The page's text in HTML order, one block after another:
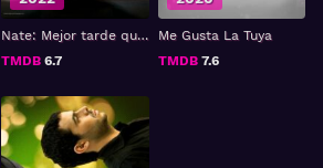
Nate: Mejor tarde que nunca
TMDB 6.7
Me Gusta La Tuya
TMDB7.6